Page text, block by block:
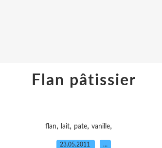
Flan pâtissier
flan, lait, pate, vanille,
23.05.2011 …